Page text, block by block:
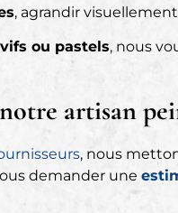
, agrandir
ou pastels, nous
artisan
, nous
demander une